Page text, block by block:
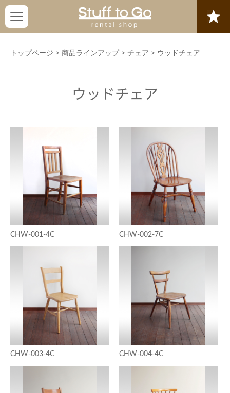
トップページ > 商品ラインアップ > チェア > ウッドチェア
ウッドチェア
CHW-001-4C CHW-002-7C
CHW-003-4C CHW-004-4C